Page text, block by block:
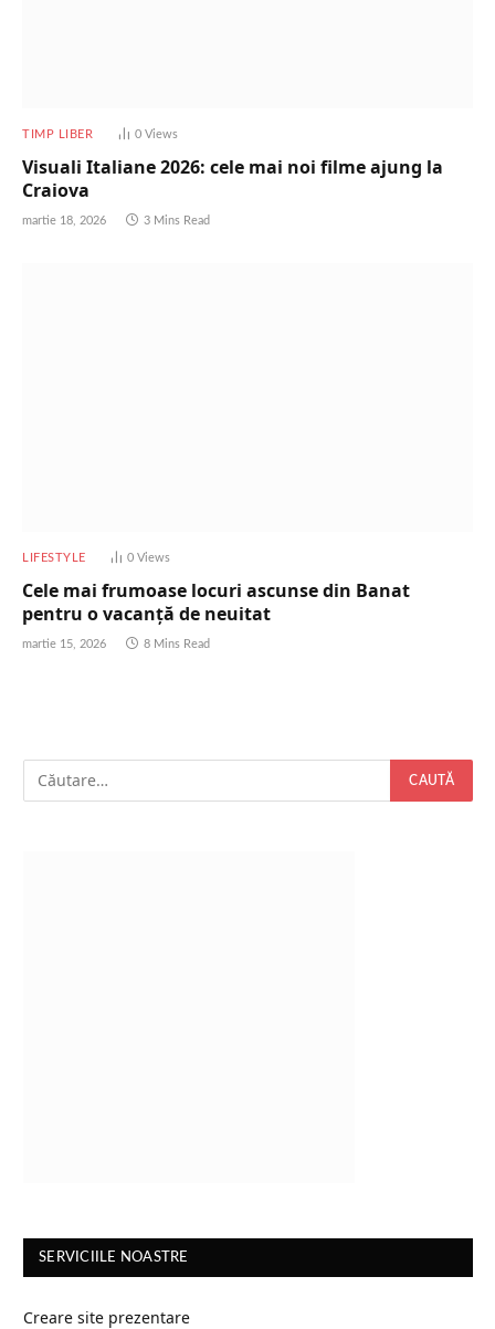
TIMP LIBER 0 Views
Visuali Italiane 2026: cele mai noi filme ajung la
Craiova
martie 18, 2026 3 Mins Read
LIFESTYLE 0 Views
Cele mai frumoase locuri ascunse din Banat
pentru o vacanță de neuitat
martie 15, 2026 8 Mins Read
SERVICIILE NOASTRE
Creare site prezentare